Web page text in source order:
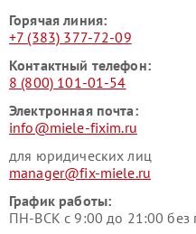
Горячая линия:
+7 (383) 377-72-09
Контактный телефон:
8 (800) 101-01-54
Электронная почта:
info@miele-fixim.ru
для юридических лиц
manager@fix-miele.ru
График работы:
ПН-ВСК с 9:00 до 21:00